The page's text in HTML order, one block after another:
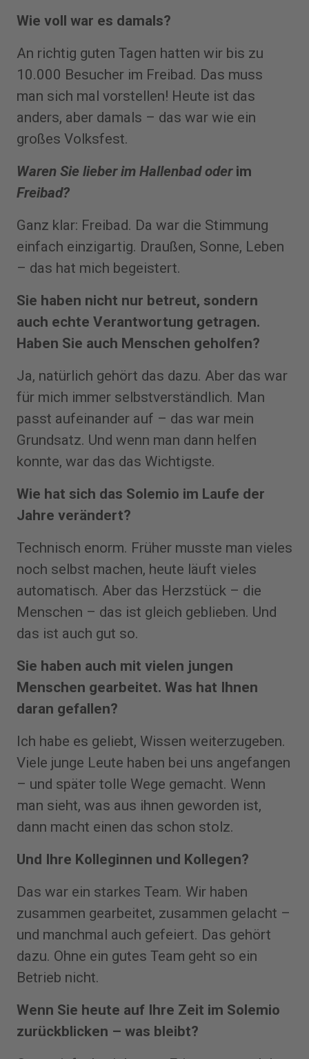
Wie voll war es damals?
An richtig guten Tagen hatten wir bis zu
10.000 Besucher im Freibad. Das muss
man sich mal vorstellen! Heute ist das
anders, aber damals – das war wie ein
großes Volksfest.
Waren Sie lieber im Hallenbad oder im
Freibad?
Ganz klar: Freibad. Da war die Stimmung
einfach einzigartig. Draußen, Sonne, Leben
– das hat mich begeistert.
Sie haben nicht nur betreut, sondern
auch echte Verantwortung getragen.
Haben Sie auch Menschen geholfen?
Ja, natürlich gehört das dazu. Aber das war
für mich immer selbstverständlich. Man
passt aufeinander auf – das war mein
Grundsatz. Und wenn man dann helfen
konnte, war das das Wichtigste.
Wie hat sich das Solemio im Laufe der
Jahre verändert?
Technisch enorm. Früher musste man vieles
noch selbst machen, heute läuft vieles
automatisch. Aber das Herzstück – die
Menschen – das ist gleich geblieben. Und
das ist auch gut so.
Sie haben auch mit vielen jungen
Menschen gearbeitet. Was hat Ihnen
daran gefallen?
Ich habe es geliebt, Wissen weiterzugeben.
Viele junge Leute haben bei uns angefangen
– und später tolle Wege gemacht. Wenn
man sieht, was aus ihnen geworden ist,
dann macht einen das schon stolz.
Und Ihre Kolleginnen und Kollegen?
Das war ein starkes Team. Wir haben
zusammen gearbeitet, zusammen gelacht –
und manchmal auch gefeiert. Das gehört
dazu. Ohne ein gutes Team geht so ein
Betrieb nicht.
Wenn Sie heute auf Ihre Zeit im Solemio
zurückblicken – was bleibt?